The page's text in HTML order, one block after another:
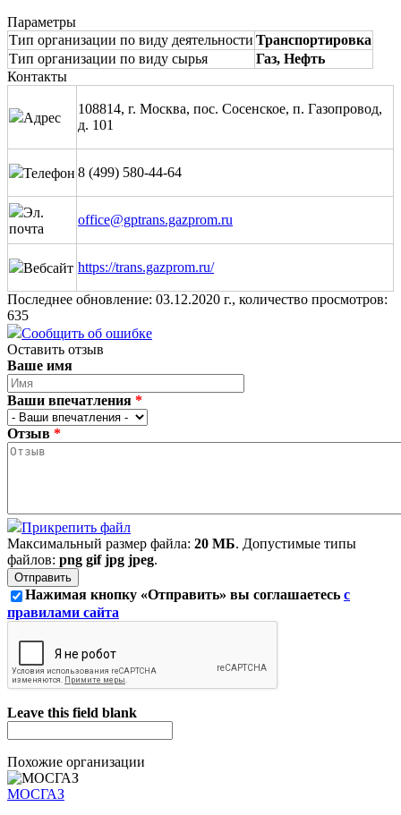
Параметры
Тип организации по виду деятельности Транспортировка
Тип организации по виду сырья
Газ, Нефть
Контакты
Адрес
108814, г. Москва, пос. Сосенское, п. Газопровод,
д. 101
Телефон 8 (499) 580-44-64
Эл.
почта
office@gptrans.gazprom.ru
Вебсайт https://trans.gazprom.ru/
Последнее обновление: 03.12.2020 г., количество просмотров:
635
Сообщить об ошибке
Оставить отзыв
Ваше имя
Ваши впечатления *
Отзыв *
Прикрепить файл
Максимальный размер файла: 20 МБ. Допустимые типы
файлов: png gif jpg jpeg.
Нажимая кнопку «Отправить» вы соглашаетесь с
правилами сайта
Leave this field blank
Похожие организации
МОСГАЗ